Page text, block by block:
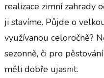
realizace zimní zahrady
ji stavíme. Půjde o
využívanou celoročně?
sezonně, či pro
měli dobře ujasnit.